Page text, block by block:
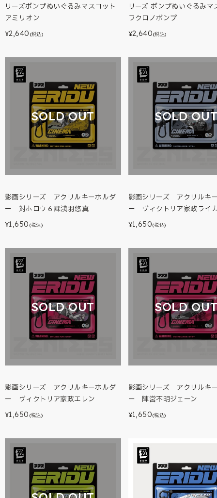
リーズボンプぬいぐるみマスコット
アミリオン
¥2,640 (税込)
リーズ ボンプぬいぐるみマ
フクロノボンプ
¥2,640(税込)
SOLD OUT
影画シリーズ アクリルキーホルダ
ー 対ホロウ６課浅羽悠真
¥1,650 (税込)
SOLD
影画シリーズ アクリルキ
ー ヴィクトリア家政ライ
¥1,650(税込)
SOLD OUT
影画シリーズ アクリルキーホルダ
ー ヴィクトリア家政エレン
¥1,650 (税込)
SOLD
影画シリーズ アクリルキ
ー 陣営不明ジェーン
¥1,650(税込)